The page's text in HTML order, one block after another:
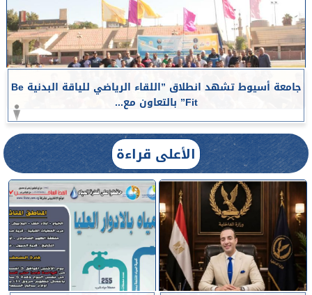
جامعة أسيوط تشهد انطلاق ”اللقاء الرياضي للياقة البدنية Be
Fit” بالتعاون مع...
الأعلى قراءة